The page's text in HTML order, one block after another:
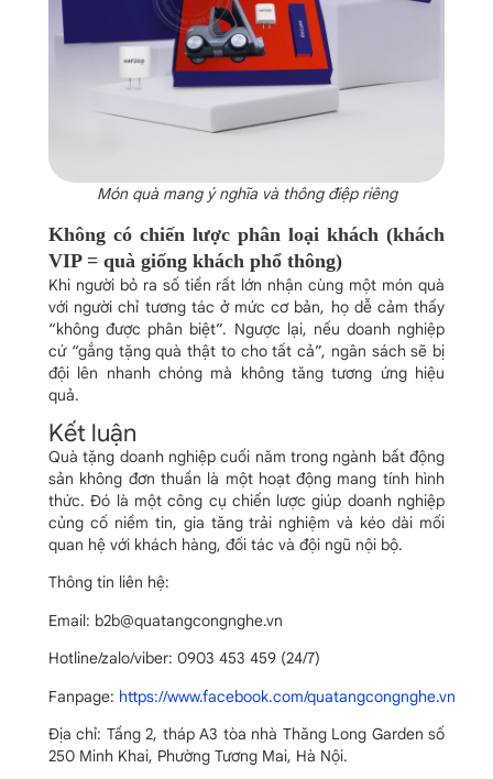
Món quà mang ý nghĩa và thông điệp riêng
Không có chiến lược phân loại khách (khách
VIP = quà giống khách phổ thông)
Khi người bỏ ra số tiền rất lớn nhận cùng một món quà
với người chỉ tương tác ở mức cơ bản, họ dễ cảm thấy
“không được phân biệt”. Ngược lại, nếu doanh nghiệp
cứ “gắng tặng quà thật to cho tất cả”, ngân sách sẽ bị
đội lên nhanh chóng mà không tăng tương ứng hiệu
quả.
Kết luận
Quà tặng doanh nghiệp cuối năm trong ngành bất động
sản không đơn thuần là một hoạt động mang tính hình
thức. Đó là một công cụ chiến lược giúp doanh nghiệp
củng cố niềm tin, gia tăng trải nghiệm và kéo dài mối
quan hệ với khách hàng, đối tác và đội ngũ nội bộ.
Thông tin liên hệ:
Email: b2b@quatangcongnghe.vn
Hotline/zalo/viber: 0903 453 459 (24/7)
Fanpage: https://www.facebook.com/quatangcongnghe.vn
Địa chỉ: Tầng 2, tháp A3 tòa nhà Thăng Long Garden số
250 Minh Khai, Phường Tương Mai, Hà Nội.